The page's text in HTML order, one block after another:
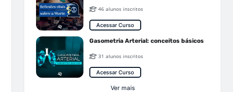
46 alunos inscritos
Acessar Curso
Gasometria Arterial: conceitos básicos
31 alunos inscritos
Acessar Curso
Ver mais